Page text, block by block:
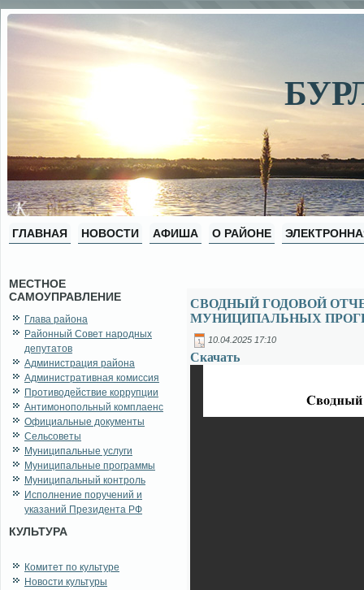
ГЛАВНАЯ НОВОСТИ АФИША О РАЙОНЕ
МЕСТНОЕ
САМОУПРАВЛЕНИЕ
Глава района
Районный Совет народных
депутатов
Администрация района
Административная комиссия
Противодействие коррупции
Антимонопольный комплаенс
Официальные документы
Сельсоветы
Муниципальные услуги
Муниципальные программы
Муниципальный контроль
Исполнение поручений и
указаний Президента РФ
КУЛЬТУРА
Комитет по культуре
Новости культуры
СВОДНЫЙ ГОДОВОЙ
МУНИЦИПАЛЬНЫХ
10.04.2025 17:10
Ска­чать